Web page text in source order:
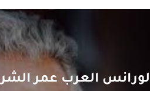
لورانس العرب عمر